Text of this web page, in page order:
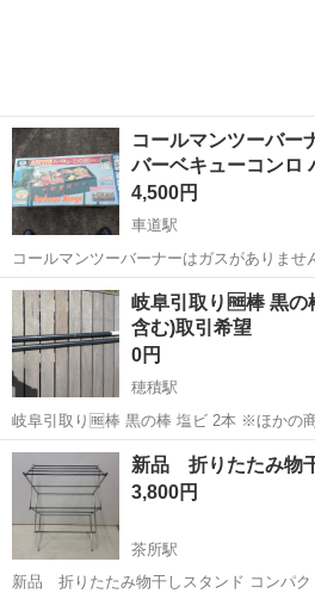
コールマンツーバー
バーベキューコンロ
4,500円
車道駅
コールマンツーバーナーはガスがありませ
ん、キャプテンスタッグバーベキューコン
用、バローコンロは網だけ一度使用しま
ど使用しました、折りたたみチェアは使用
岐阜 可児市 車道駅 洗濯用品
岐阜引取り🆓棒 黒の
含む)取引希望
0円
穂積駅
岐阜引取り🆓棒 黒の棒 塩ビ 2本 ※ほかの商品とまとめてお引き取り
いただけますと大変助かります。 商品は写真の本体のみになります。
☑️size 横幅cm 奥行きcm 高さcm ☑️状態 使用に伴う傷汚れありま
す...
岐阜 瑞穂市 穂積駅 洗濯用品
新品 折りたたみ物
3,800円
茶所駅
新品 折りたたみ物干しスタンド コンパクトに折りたたんで収納でき